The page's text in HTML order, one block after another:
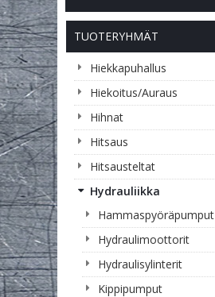
TUOTERYHMÄT
Hiekkapuhallus
Hiekoitus/Auraus
Hihnat
Hitsaus
Hitsausteltat
Hydrauliikka
Hammaspyöräpumput
Hydraulimoottorit
Hydraulisylinterit
Kippipumput